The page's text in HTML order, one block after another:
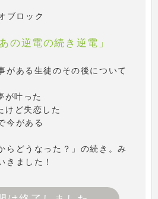
ブロック
あの逆電の続き逆電」
がある生徒のその後について
が叶った
けど失恋した
今がある
らどうなった？」の続き。み
きました！